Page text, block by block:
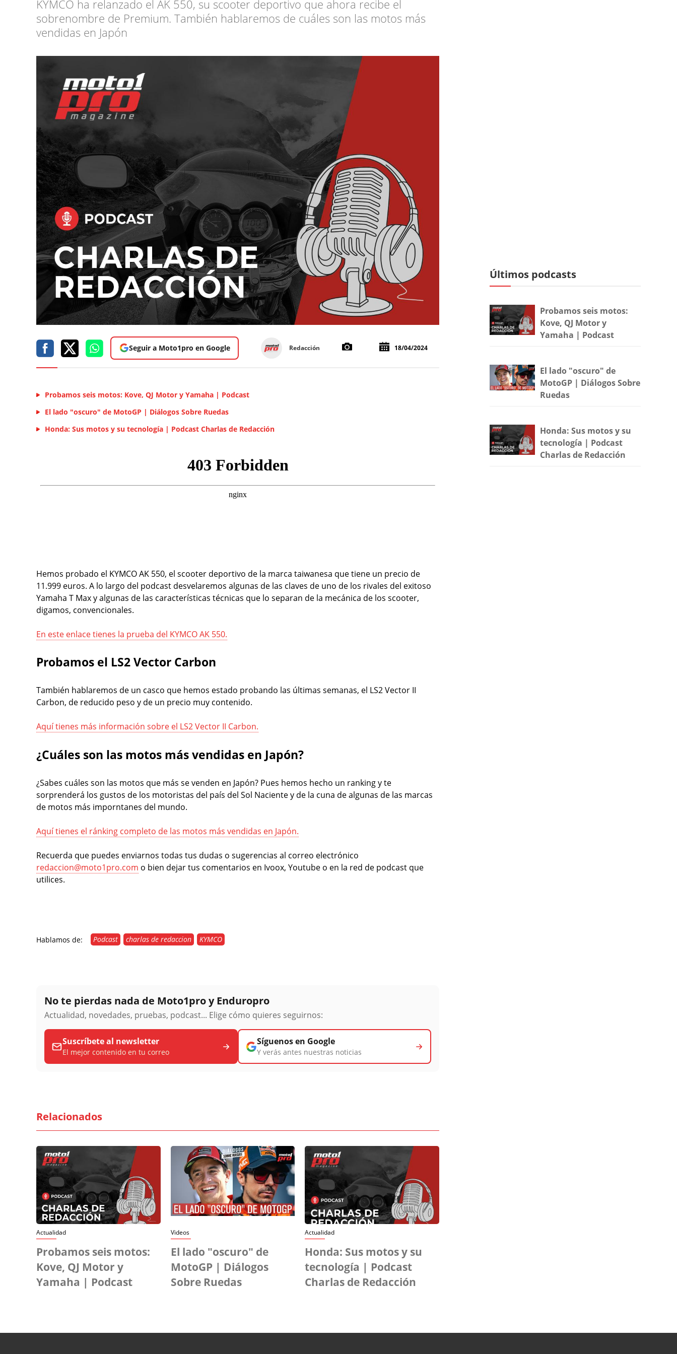
KYMCO ha relanzado el AK 550, su scooter deportivo que ahora recibe el
sobrenombre de Premium. También hablaremos de cuáles son las motos más
vendidas en Japón
Seguir a Moto1pro en Google Redacción 18/04/2024
Probamos seis motos: Kove, QJ Motor y Yamaha | Podcast
El lado "oscuro" de MotoGP | Diálogos Sobre Ruedas
Honda: Sus motos y su tecnología | Podcast Charlas de Redacción
Hemos probado el KYMCO AK 550, el scooter deportivo de la marca taiwanesa que tiene un precio de
11.999 euros. A lo largo del podcast desvelaremos algunas de las claves de uno de los rivales del exitoso
Yamaha T Max y algunas de las características técnicas que lo separan de la mecánica de los scooter,
digamos, convencionales.
En este enlace tienes la prueba del KYMCO AK 550.
Probamos el LS2 Vector Carbon
También hablaremos de un casco que hemos estado probando las últimas semanas, el LS2 Vector II
Carbon, de reducido peso y de un precio muy contenido.
Aquí tienes más información sobre el LS2 Vector II Carbon.
¿Cuáles son las motos más vendidas en Japón?
¿Sabes cuáles son las motos que más se venden en Japón? Pues hemos hecho un ranking y te
sorprenderá los gustos de los motoristas del país del Sol Naciente y de la cuna de algunas de las marcas
de motos más imporntanes del mundo.
Aquí tienes el ránking completo de las motos más vendidas en Japón.
Recuerda que puedes enviarnos todas tus dudas o sugerencias al correo electrónico
redaccion@moto1pro.com o bien dejar tus comentarios en Ivoox, Youtube o en la red de podcast que
utilices.
Hablamos de: Podcast charlas de redaccion KYMCO
No te pierdas nada de Moto1pro y Enduropro
Actualidad, novedades, pruebas, podcast... Elige cómo quieres seguirnos:
Suscríbete al newsletter
El mejor contenido en tu correo
Síguenos en Google
Y verás antes nuestras noticias
Relacionados
Actualidad
Probamos seis motos:
Kove, QJ Motor y
Yamaha | Podcast
Videos
El lado "oscuro" de
MotoGP | Diálogos
Sobre Ruedas
Actualidad
Honda: Sus motos y su
tecnología | Podcast
Charlas de Redacción
Últimos podcasts
Probamos seis motos:
Kove, QJ Motor y
Yamaha | Podcast
El lado "oscuro" de
MotoGP | Diálogos Sobre
Ruedas
Honda: Sus motos y su
tecnología | Podcast
Charlas de Redacción